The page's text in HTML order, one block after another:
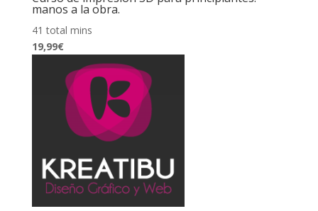
manos a la obra.
41 total mins
19,99€